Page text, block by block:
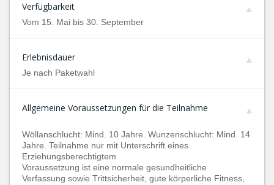
Verfügbarkeit
Vom 15. Mai bis 30. September
Erlebnisdauer
Je nach Paketwahl
Allgemeine Voraussetzungen für die Teilnahme
Wöllanschlucht: Mind. 10 Jahre. Wunzenschlucht: Mind. 14
Jahre. Teilnahme nur mit Unterschrift eines
Erziehungsberechtigtem
Voraussetzung ist eine normale gesundheitliche
Verfassung sowie Trittsicherheit, gute körperliche Fitness,